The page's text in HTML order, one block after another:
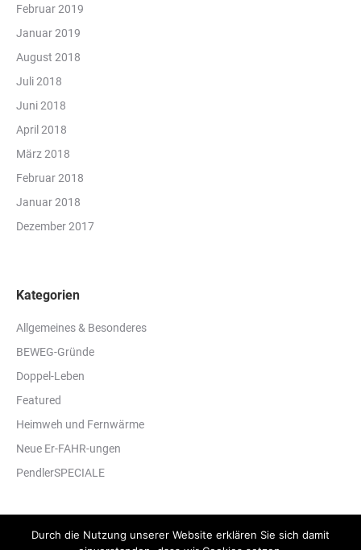
Februar 2019
Januar 2019
August 2018
Juli 2018
Juni 2018
April 2018
März 2018
Februar 2018
Januar 2018
Dezember 2017
Kategorien
Allgemeines & Besonderes
BEWEG-Gründe
Doppel-Leben
Featured
Heimweh und Fernwärme
Neue Er-FAHR-ungen
PendlerSPECIALE
Durch die Nutzung unserer Website erklären Sie sich damit